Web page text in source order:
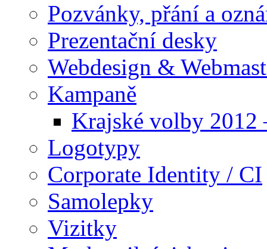
Pozvánky, přání a
Prezentační desky
Webdesign &
Kampaně
Krajské volby
Logotypy
Corporate Identity / CI
Samolepky
Vizitky